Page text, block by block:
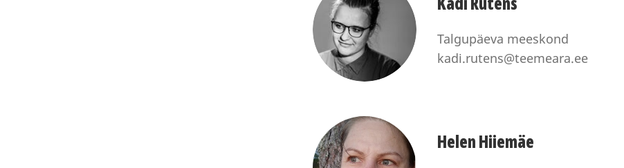
Talgupäeva meeskond
kadi.rutens@teemeara.ee
Helen Hiiemäe